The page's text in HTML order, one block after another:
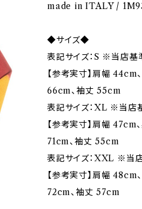
made in ITALY /
◆サイズ◆
表記サイズ：S ※当店基
【参考実寸】肩幅 44cm
66cm、袖丈 55cm
表記サイズ：XL ※当店
【参考実寸】肩幅 47cm
71cm、袖丈 55cm
表記サイズ：XXL ※当
【参考実寸】肩幅 48cm
72cm、袖丈 57cm